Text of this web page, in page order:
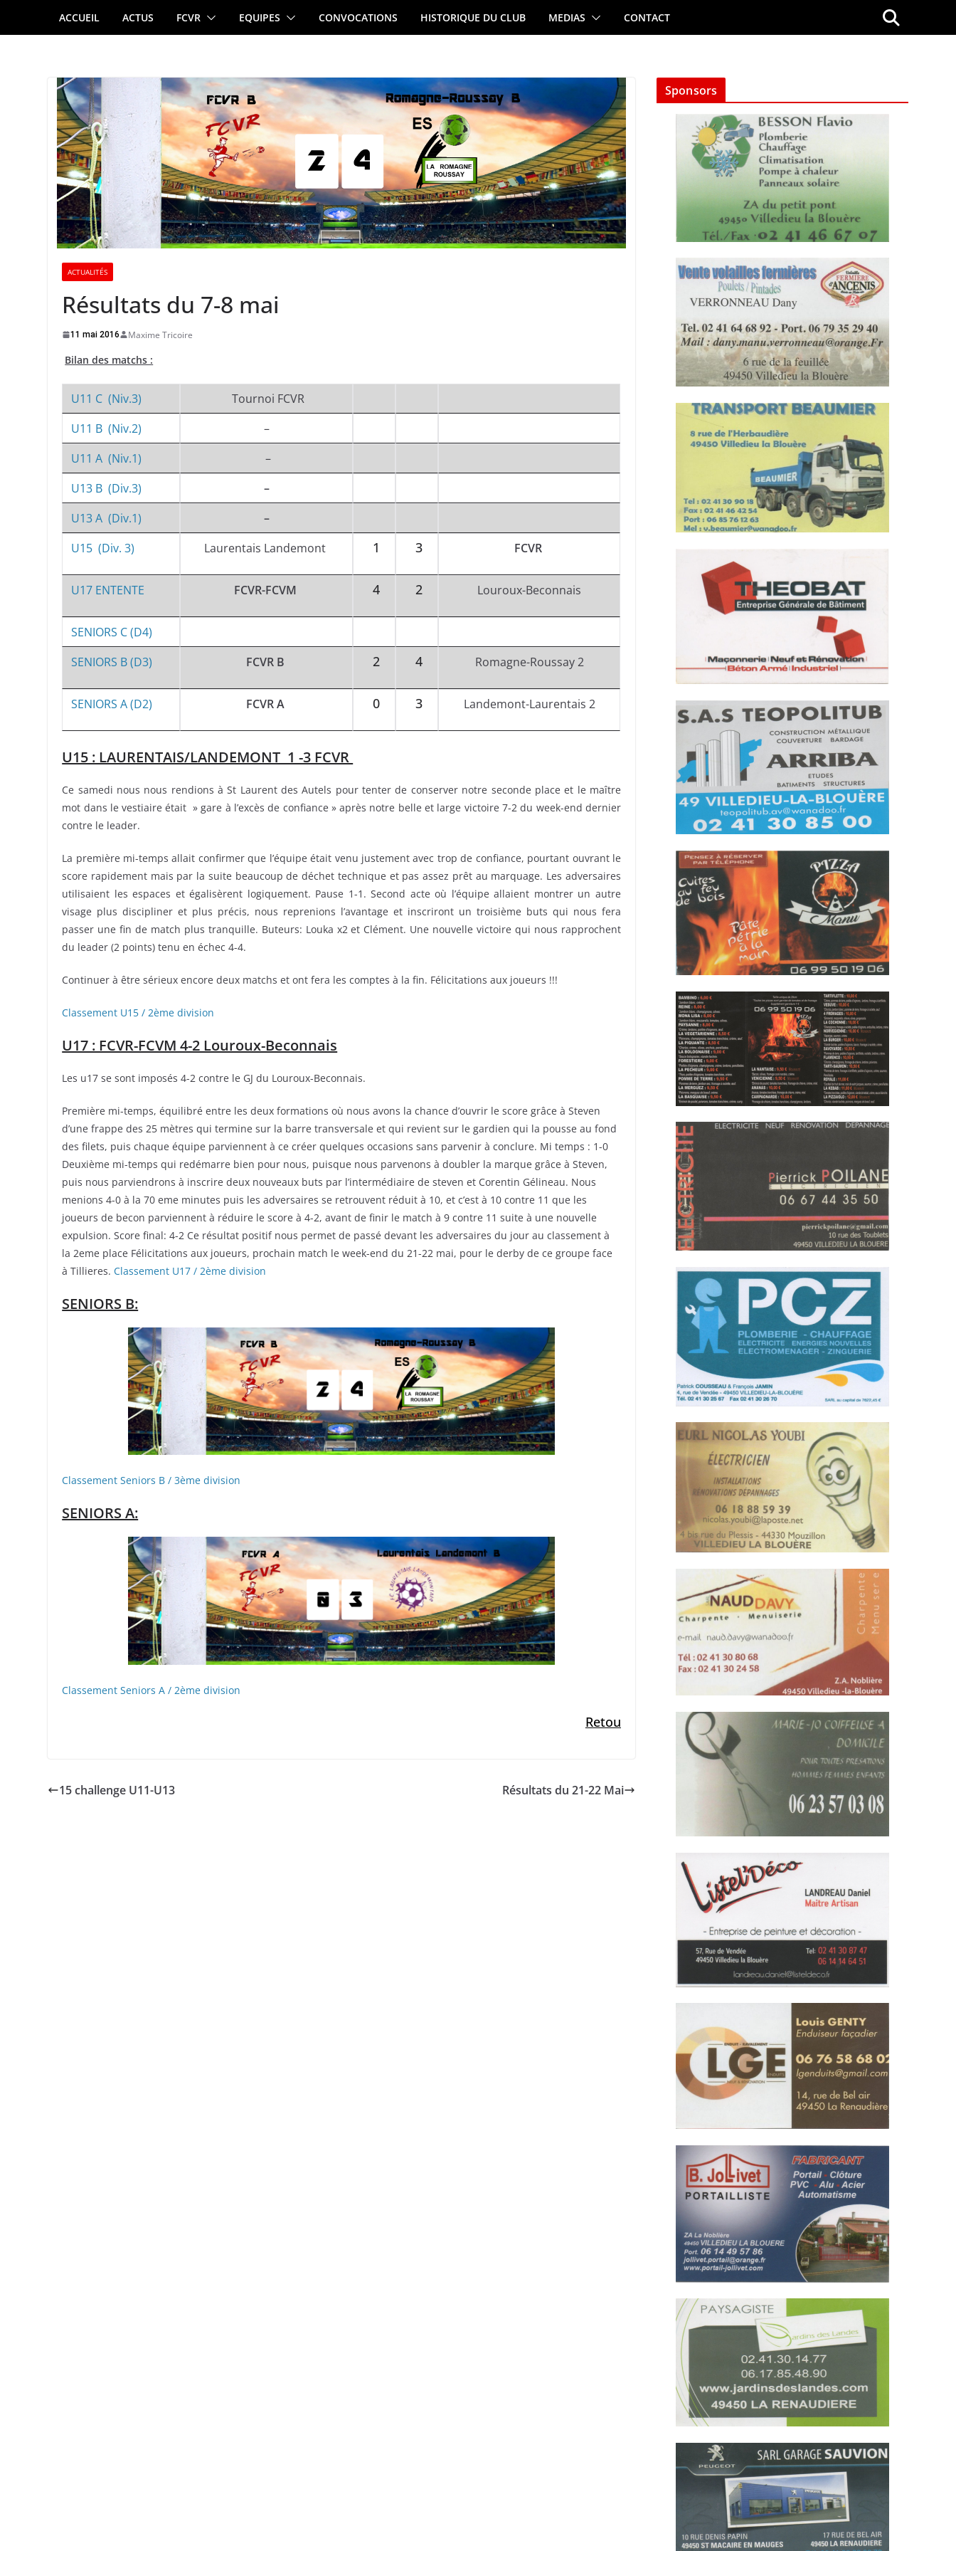
ACCUEIL ACTUS FCVR EQUIPES CONVOCATIONS HISTORIQUE DU CLUB MEDIAS CONTACT
ACTUALITÉS
Résultats du 7-8 mai
11 mai 2016 Maxime Tricoire
Bilan des matchs :
U11 C (Niv.3)
Tournoi FCVR
U11 B (Niv.2)
–
U11 A (Niv.1)
–
U13 B (Div.3)
–
U13 A (Div.1)
–
U15 (Div. 3)
Laurentais Landemont 1 3 FCVR
U17 ENTENTE FCVR-FCVM 4 2 Louroux-Beconnais
SENIORS C (D4)
SENIORS B (D3)
FCVR B 2 4 Romagne-Roussay 2
SENIORS A (D2) FCVR A 0 3 Landemont-Laurentais 2
U15 : LAURENTAIS/LANDEMONT 1 -3 FCVR
Ce samedi nous nous rendions à St Laurent des Autels pour tenter de conserver notre seconde place et le maître
mot dans le vestiaire était » gare à l’excès de confiance » après notre belle et large victoire 7-2 du week-end dernier
contre le leader.
La première mi-temps allait confirmer que l’équipe était venu justement avec trop de confiance, pourtant ouvrant le
score rapidement mais par la suite beaucoup de déchet technique et pas assez prêt au marquage. Les adversaires
utilisaient les espaces et égalisèrent logiquement. Pause 1-1. Second acte où l’équipe allaient montrer un autre
visage plus discipliner et plus précis, nous reprenions l’avantage et inscriront un troisième buts qui nous fera
passer une fin de match plus tranquille. Buteurs: Louka x2 et Clément. Une nouvelle victoire qui nous rapprochent
du leader (2 points) tenu en échec 4-4.
Continuer à être sérieux encore deux matchs et ont fera les comptes à la fin. Félicitations aux joueurs !!!
Classement U15 / 2ème division
U17 : FCVR-FCVM 4-2 Louroux-Beconnais
Les u17 se sont imposés 4-2 contre le GJ du Louroux-Beconnais.
Première mi-temps, équilibré entre les deux formations où nous avons la chance d’ouvrir le score grâce à Steven
d’une frappe des 25 mètres qui termine sur la barre transversale et qui revient sur le gardien qui la pousse au fond
des filets, puis chaque équipe parviennent à ce créer quelques occasions sans parvenir à conclure. Mi temps : 1-0
Deuxième mi-temps qui redémarre bien pour nous, puisque nous parvenons à doubler la marque grâce à Steven,
puis nous parviendrons à inscrire deux nouveaux buts par l’intermédiaire de steven et Corentin Gélineau. Nous
menions 4-0 à la 70 eme minutes puis les adversaires se retrouvent réduit à 10, et c’est à 10 contre 11 que les
joueurs de becon parviennent à réduire le score à 4-2, avant de finir le match à 9 contre 11 suite à une nouvelle
expulsion. Score final: 4-2 Ce résultat positif nous permet de passé devant les adversaires du jour au classement à
la 2eme place Félicitations aux joueurs, prochain match le week-end du 21-22 mai, pour le derby de ce groupe face
à Tillieres.Classement U17 / 2ème division
SENIORS B:
Classement Seniors B / 3ème division
SENIORS A:
Classement Seniors A / 2ème division
Retou
15 challenge U11-U13 Résultats du 21-22 Mai
Sponsors